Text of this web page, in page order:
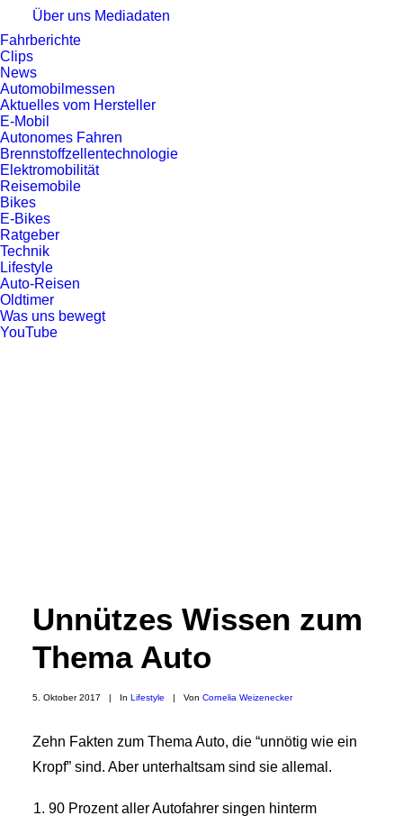
Über uns Mediadaten
Fahrberichte
Clips
News
Automobilmessen
Aktuelles vom Hersteller
E-Mobil
Autonomes Fahren
Brennstoffzellentechnologie
Elektromobilität
Reisemobile
Bikes
E-Bikes
Ratgeber
Technik
Lifestyle
Auto-Reisen
Oldtimer
Was uns bewegt
YouTube
Unnützes Wissen zum
Thema Auto
5. Oktober 2017 | In Lifestyle | Von Cornelia Weizenecker
Zehn Fakten zum Thema Auto, die “unnötig wie ein
Kropf” sind. Aber unterhaltsam sind sie allemal.
90 Prozent aller Autofahrer singen hinterm